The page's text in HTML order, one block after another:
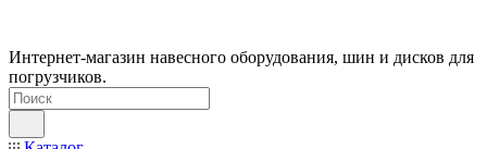
Интернет-магазин навесного оборудования, шин и дисков для
погрузчиков.